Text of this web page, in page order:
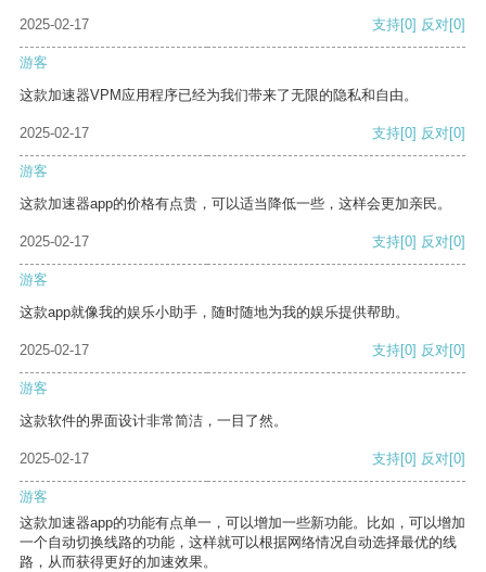
2025-02-17 支持[0] 反对[0]
游客
这款加速器VPM应用程序已经为我们带来了无限的隐私和自由。
2025-02-17 支持[0] 反对[0]
游客
这款加速器app的价格有点贵，可以适当降低一些，这样会更加亲民。
2025-02-17 支持[0] 反对[0]
游客
这款app就像我的娱乐小助手，随时随地为我的娱乐提供帮助。
2025-02-17 支持[0] 反对[0]
游客
这款软件的界面设计非常简洁，一目了然。
2025-02-17 支持[0] 反对[0]
游客
这款加速器app的功能有点单一，可以增加一些新功能。比如，可以增加
一个自动切换线路的功能，这样就可以根据网络情况自动选择最优的线
路，从而获得更好的加速效果。